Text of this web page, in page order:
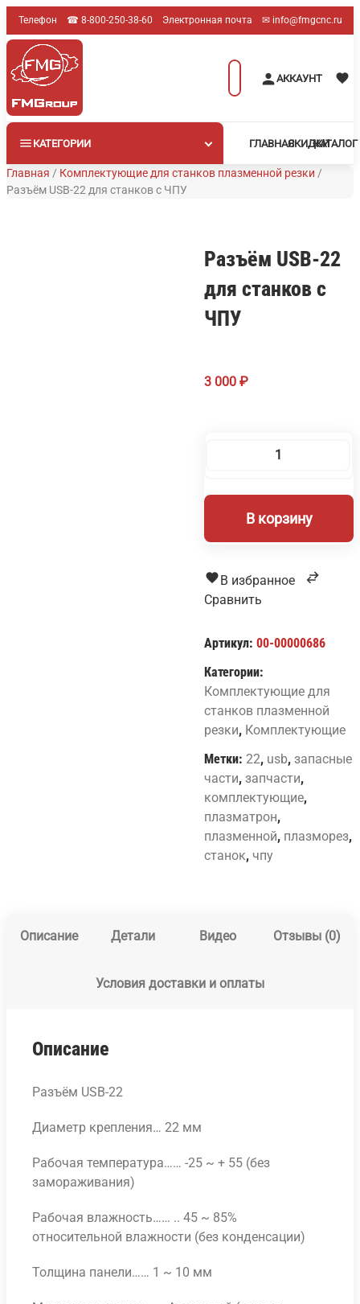
Перейти
к
содержимому
Телефон ☎︎ 8-800-250-38-60 Электронная почта ✉︎ info@fmgcnc.ru
Поиск
товаров
АККАУНТ
КАТЕГОРИИ ГЛАВНАЯ КАТАЛОГ
СКИДКИ
Главная / Комплектующие для станков плазменной резки /
Разъём USB-22 для станков с ЧПУ
Разъём USB-22
для станков с
ЧПУ
3 000 ₽
Разъём
22
станков
с
В корзину
В избранное
Сравнить
Артикул: 00-00000686
Категории:
Комплектующие для
станков плазменной
резки, Комплектующие
Метки: 22, usb, запасные
части, запчасти,
комплектующие,
плазматрон,
плазменной, плазморез,
станок, чпу
Описание Детали Видео Отзывы (0)
Условия доставки и оплаты
Описание
Разъём USB-22
Диаметр крепления… 22 мм
Рабочая температура…… -25 ~ + 55 (без
замораживания)
Рабочая влажность…… .. 45 ~ 85%
относительной влажности (без конденсации)
Толщина панели…… 1 ~ 10 мм